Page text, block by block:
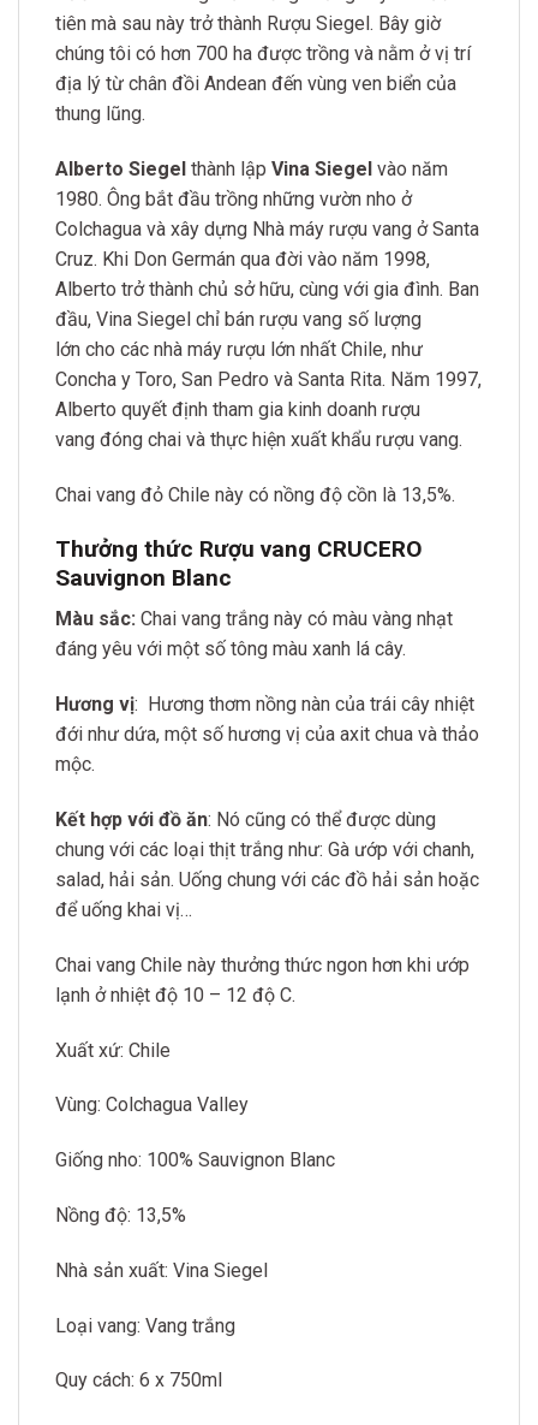
tiên mà sau này trở thành Rượu Siegel. Bây giờ
chúng tôi có hơn 700 ha được trồng và nằm ở vị trí
địa lý từ chân đồi Andean đến vùng ven biển của
thung lũng.
Alberto Siegel thành lập Vina Siegel vào năm
1980. Ông bắt đầu trồng những vườn nho ở
Colchagua và xây dựng Nhà máy rượu vang ở Santa
Cruz. Khi Don Germán qua đời vào năm 1998,
Alberto trở thành chủ sở hữu, cùng với gia đình. Ban
đầu, Vina Siegel chỉ bán rượu vang số lượng
lớn cho các nhà máy rượu lớn nhất Chile, như
Concha y Toro, San Pedro và Santa Rita. Năm 1997,
Alberto quyết định tham gia kinh doanh rượu
vang đóng chai và thực hiện xuất khẩu rượu vang.
Chai vang đỏ Chile này có nồng độ cồn là 13,5%.
Thưởng thức Rượu vang CRUCERO
Sauvignon Blanc
Màu sắc: Chai vang trắng này có màu vàng nhạt
đáng yêu với một số tông màu xanh lá cây.
Hương vị: Hương thơm nồng nàn của trái cây nhiệt
đới như dứa, một số hương vị của axit chua và thảo
mộc.
Kết hợp với đồ ăn: Nó cũng có thể được dùng
chung với các loại thịt trắng như: Gà ướp với chanh,
salad, hải sản. Uống chung với các đồ hải sản hoặc
để uống khai vị…
Chai vang Chile này thưởng thức ngon hơn khi ướp
lạnh ở nhiệt độ 10 – 12 độ C.
Xuất xứ: Chile
Vùng: Colchagua Valley
Giống nho: 100% Sauvignon Blanc
Nồng độ: 13,5%
Nhà sản xuất: Vina Siegel
Loại vang: Vang trắng
Quy cách: 6 x 750ml